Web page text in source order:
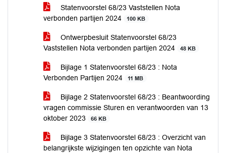
Statenvoorstel 68/23 Vaststellen Nota
verbonden partijen 2024
100 KB
Ontwerpbesluit Statenvoorstel 68/23
Vaststellen Nota verbonden partijen 2024
48 KB
Bijlage 1 Statenvoorstel 68/23 : Nota
Verbonden Partijen 2024
11 MB
Bijlage 2 Statenvoorstel 68/23 : Beantwoording
vragen commissie Sturen en verantwoorden van 13
oktober 2023
66 KB
Bijlage 3 Statenvoorstel 68/23 : Overzicht van
belangrijkste wijzigingen ten opzichte van Nota